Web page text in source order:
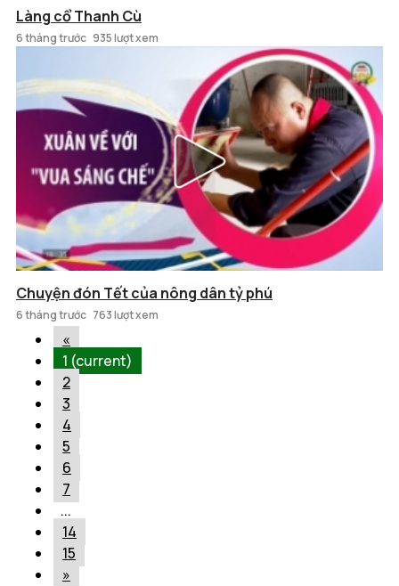
Làng cổ Thanh Cù
6 tháng trước 935 lượt xem
Chuyện đón Tết của nông dân tỷ phú
6 tháng trước 763 lượt xem
«
1 (current)
2
3
4
5
6
7
...
14
15
»